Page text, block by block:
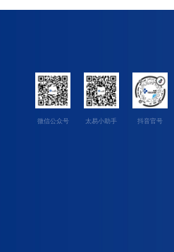
微信公众号 太易小助手 抖音官号